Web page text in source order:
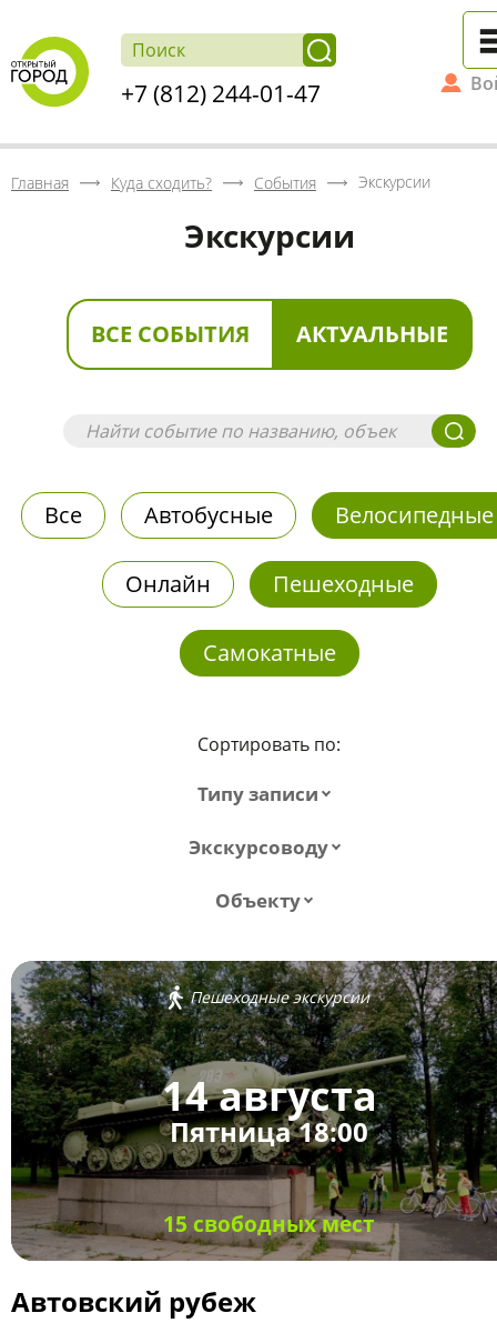
+7 (812) 244-01-47
Главная Куда сходить? События Экскурсии
Экскурсии
ВСЕ СОБЫТИЯ АКТУАЛЬНЫЕ
Все Автобусные Велосипедные
Онлайн Пешеходные
Самокатные
Сортировать по:
Типу записи
Экскурсоводу
Объекту
Пешеходные экскурсии
14 августа
Пятница 18:00
15 свободных мест
Автовский рубеж